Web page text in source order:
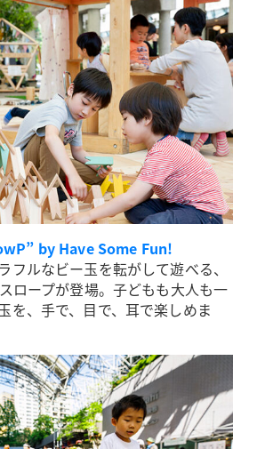
by Have Some Fun!
フルなビー玉を転がして遊べる、
ロープが登場。子どもも大人も一
を、手で、目で、耳で楽しめま